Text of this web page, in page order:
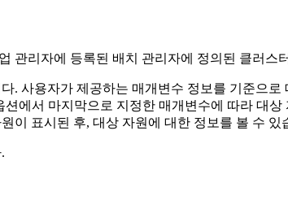
관리자에 등록된 배치 관리자에 정의된 클러스
. 사용자가 제공하는 매개변수 정보를 기준으
에서 마지막으로 지정한 매개변수에 따라 대
이 표시된 후, 대상 자원에 대한 정보를 볼 수 있